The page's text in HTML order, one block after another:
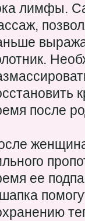
лимфы.
после
ее